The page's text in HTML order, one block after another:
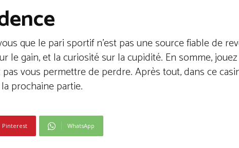
que le pari sportif n’est pas une source fiable de
le gain, et la curiosité sur la cupidité. En somme,
vous permettre de perdre. Après tout, dans ce
prochaine partie.
Pinterest WhatsApp